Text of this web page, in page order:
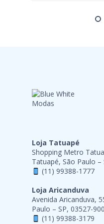
Loja Tatuapé
Shopping Metro
Tatuapé, São Paulo –
(11) 99388-1777
Loja Aricanduva
Avenida Aricanduva,
Paulo – SP, 03527-900
(11) 99388-3179